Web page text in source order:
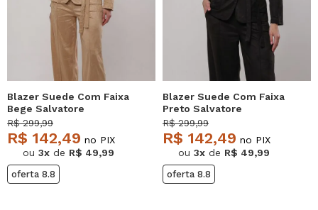
Blazer Suede Com Faixa
Bege Salvatore
R$ 299,99
R$ 142,49 no PIX
ou 3x de R$ 49,99
oferta 8.8
Blazer Suede Com Faixa
Preto Salvatore
R$ 299,99
R$ 142,49 no PIX
ou 3x de R$ 49,99
oferta 8.8